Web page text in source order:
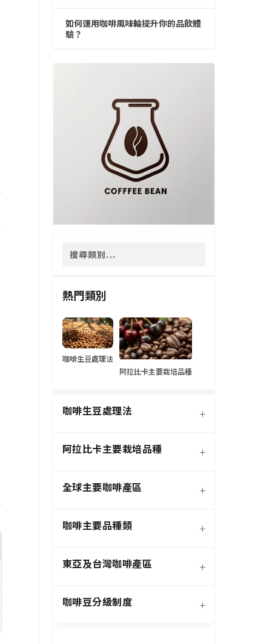
如何運用咖啡風味輪提升你的品飲體
驗？
熱門類別
咖啡生豆處理法
阿拉比卡主要栽培品種
咖啡生豆處理法 +
阿拉比卡主要栽培品種 +
全球主要咖啡產區 +
咖啡主要品種類 +
東亞及台灣咖啡產區 +
咖啡豆分級制度 +